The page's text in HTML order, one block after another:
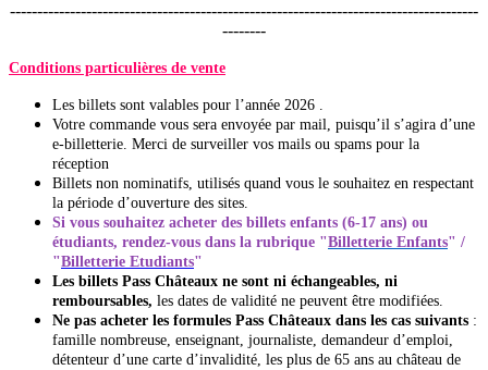
--------------------------------------------------------------------------------------
--------
Conditions particulières de vente
Les billets sont valables pour l’année 2026 .
Votre commande vous sera envoyée par mail, puisqu’il s’agira d’une
e-billetterie. Merci de surveiller vos mails ou spams pour la
réception
Billets non nominatifs, utilisés quand vous le souhaitez en respectant
la période d’ouverture des sites.
Si vous souhaitez acheter des billets enfants (6-17 ans) ou
étudiants, rendez-vous dans la rubrique "Billetterie Enfants" /
"Billetterie Etudiants"
Les billets Pass Châteaux ne sont ni échangeables, ni
remboursables, les dates de validité ne peuvent être modifiées.
Ne pas acheter les formules Pass Châteaux dans les cas suivants :
famille nombreuse, enseignant, journaliste, demandeur d’emploi,
détenteur d’une carte d’invalidité, les plus de 65 ans au château de